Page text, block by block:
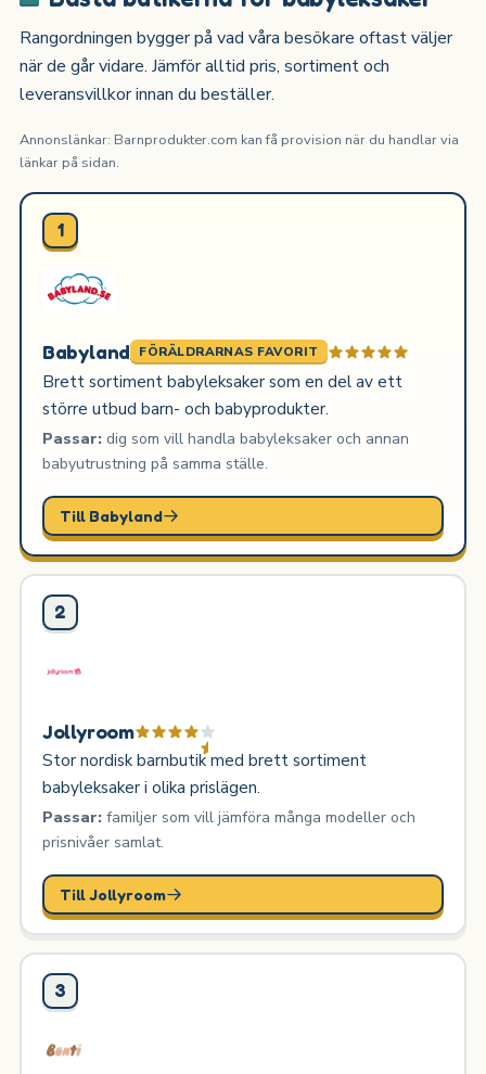
Rangordningen bygger på vad våra besökare oftast väljer
när de går vidare. Jämför alltid pris, sortiment och
leveransvillkor innan du beställer.
Annonslänkar: Barnprodukter.com kan få provision när du handlar via
länkar på sidan.
1
Babyland FÖRÄLDRARNAS FAVORIT
Brett sortiment babyleksaker som en del av ett
större utbud barn- och babyprodukter.
Passar:dig som vill handla babyleksaker och annan
babyutrustning på samma ställe.
Till Babyland
2
Jollyroom
Stor nordisk barnbutik med brett sortiment
babyleksaker i olika prislägen.
Passar:familjer som vill jämföra många modeller och
prisnivåer samlat.
Till Jollyroom
3